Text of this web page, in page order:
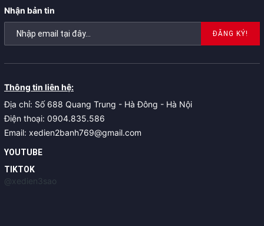
Nhận bản tin
ĐĂNG KÝ!
Thông tin liên hệ:
Địa chỉ: Số 688 Quang Trung - Hà Đông - Hà Nội
Điện thoại: 0904.835.586
Email: xedien2banh769@gmail.com
YOUTUBE
TIKTOK
@xedien3sao